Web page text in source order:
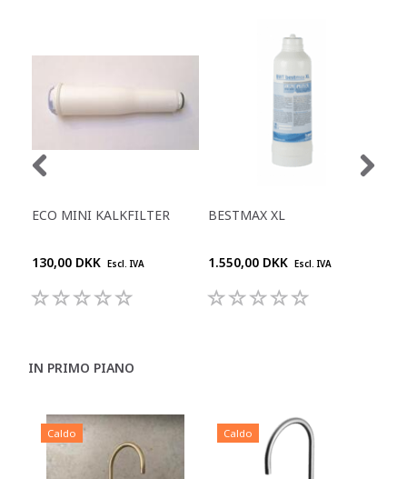
ECO MINI KALKFILTER
130,00 DKK Escl. IVA
BESTMAX XL
1.550,00 DKK Escl. IVA
IN PRIMO PIANO
Caldo Caldo